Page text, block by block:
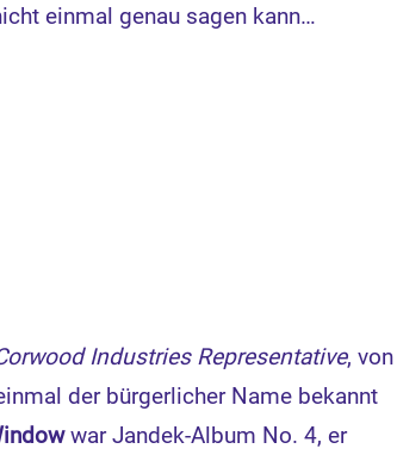
einmal genau sagen kann…
Industries Representative, von
der bürgerlicher Name bekannt
war Jandek-Album No. 4, er